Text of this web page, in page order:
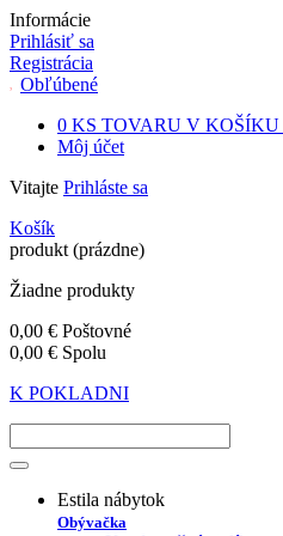
Informácie
Prihlásiť sa
Registrácia
Obľúbené
0 KS TOVARU V KOŠÍKU
Môj účet
Vitajte Prihláste sa
Košík
produkt (prázdne)
Žiadne produkty
0,00 € Poštovné
0,00 € Spolu
K POKLADNI
Estila nábytok
Obývačka